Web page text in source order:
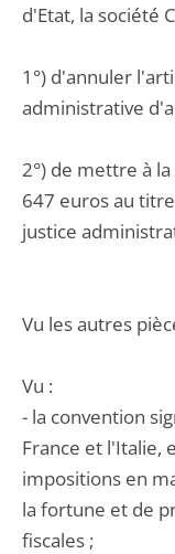
d'Etat, la société
1°) d'annuler
administrative
2°) de mettre à
647 euros au
justice
Vu les autres
Vu :
- la convention
France et l'Italie,
impositions en
la fortune et de
fiscales ;